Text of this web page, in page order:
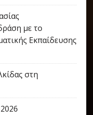
με το
Εκπαίδευσης
στη